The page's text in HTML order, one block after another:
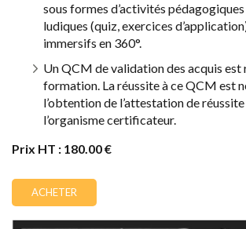
sous formes d’activités
ludiques (quiz, exercices
immersifs en 360°.
Un QCM de validation des acquis est
formation. La réussite à ce QCM est
l’obtention de l’attestation de
l’organisme certificateur.
Prix HT : 180.00 €
ACHETER